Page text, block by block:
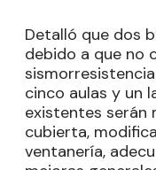
Detalló que dos
debido a que no
cinco aulas y un
existentes serán
cubierta,
ventanería,